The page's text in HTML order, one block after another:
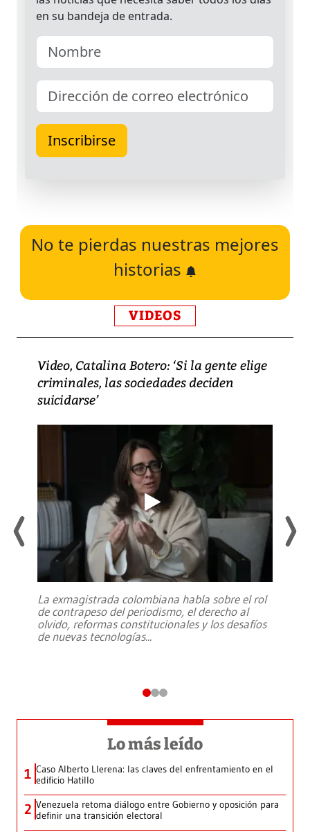
No te pierdas nuestras mejores
historias
VIDEOS
Video, Catalina Botero: ‘Si la gente elige
criminales, las sociedades deciden
suicidarse’
La exmagistrada colombiana habla sobre el rol
de contrapeso del periodismo, el derecho al
olvido, reformas constitucionales y los desafíos
de nuevas tecnologías...
Lo más leído
1 Caso Alberto Llerena: las claves del enfrentamiento en el
edificio Hatillo
2 Venezuela retoma diálogo entre Gobierno y oposición para
definir una transición electoral